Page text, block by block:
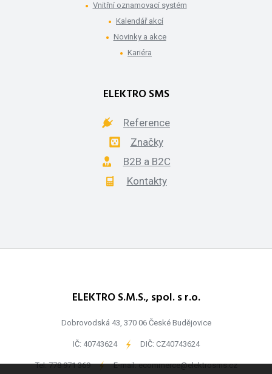
Vnitřní oznamovací systém
Kalendář akcí
Novinky a akce
Kariéra
ELEKTRO SMS
Reference
Značky
B2B a B2C
Kontakty
ELEKTRO S.M.S., spol. s r.o.
Dobrovodská 43, 370 06 České Budějovice
IČ: 40743624 - DIČ: CZ40743624
Tel:778 971 369 - E-mail:ecommerce@elektrosms.cz